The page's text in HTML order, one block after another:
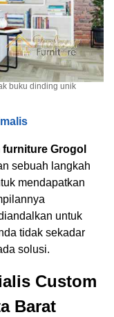
buku dinding unik
Grogol
sebuah langkah
mendapatkan
untuk
tidak sekadar
solusi.
Custom
Barat